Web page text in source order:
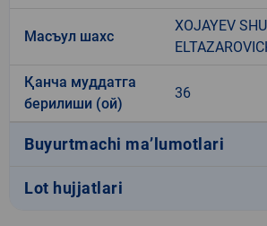
Масъул шахс
XOJAYEV
Қанча муддатга
берилиши (ой)
36
Buyurtmachi ma’lumotlari
Lot hujjatlari